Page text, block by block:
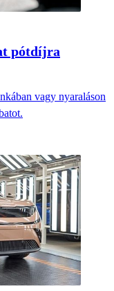
pótdíjra
vagy nyaraláson